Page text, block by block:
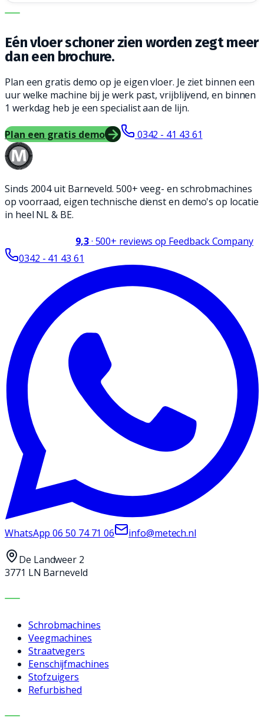
DE JUISTE MACHINE. DE BESTE SERVICE.
Eén vloer schoner zien worden zegt meer
dan een brochure.
Plan een gratis demo op je eigen vloer. Je ziet binnen een
uur welke machine bij je werk past, vrijblijvend, en binnen
1 werkdag heb je een specialist aan de lijn.
Plan een gratis demo 0342 - 41 43 61
Sinds 2004 uit Barneveld. 500+ veeg- en schrobmachines
op voorraad, eigen technische dienst en demo's op locatie
in heel NL & BE.
9,3· 500+ reviews op Feedback Company
0342 - 41 43 61
WhatsApp06 50 74 71 06 info@metech.nl
De Landweer 2
3771 LN Barneveld
MACHINES
Schrobmachines
Veegmachines
Straatvegers
Eenschijfmachines
Stofzuigers
Refurbished
DIENSTEN